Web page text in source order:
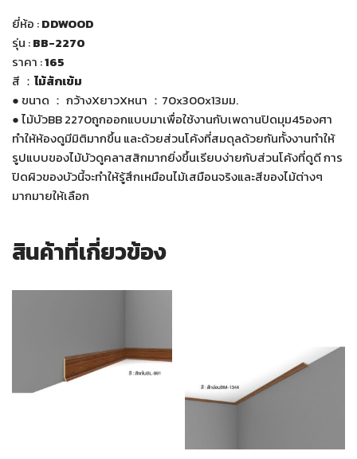
ยี่ห้อ :DDWOOD
รุ่น :BB-2270
ราคา :165
สี ： ไม้สักเข้ม
● ขนาด ： กว้างXยาวXหนา ：70x300x13มม.
● ไม้บัวBB 2270ถูกออกแบบมาเพื่อใช้งานกับเพดานปิดมุม45องศา
ทำให้ห้องดูมีมิติมากขึ้น และด้วยส่วนโค้งที่สมดุลด้วยกันทั้งงานทำให้
รูปแบบของไม้บัวดูคลาสสิกมากยิ่งขึ้นเรียบง่ายกับส่วนโค้งที่ดูดี การ
ปิดผิวของบัวนี้จะทำให้รู้สึกเหมือนไม้เสมือนจริงและสีของไม้ต่างๆ
มากมายให้เลือก
สินค้าที่เกี่ยวข้อง